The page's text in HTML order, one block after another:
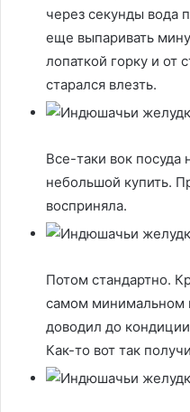
через секунды вода
еще выпаривать
лопаткой горку и от
старался влезть.
Все-таки вок посуда
небольшой купить.
восприняла.
Потом стандартно.
самом минимальном
доводил до
Как-то вот так